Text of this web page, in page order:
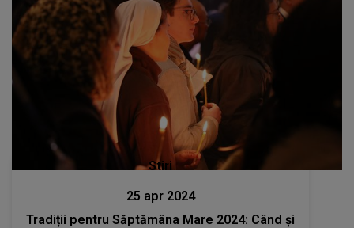
Stiri
25 apr 2024
Tradiții pentru Săptămâna Mare 2024: Când și